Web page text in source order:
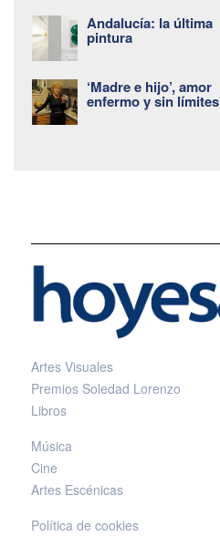
Andalucía: la última
pintura
‘Madre e hijo’, amor
enfermo y sin límites
Artes Visuales
Premios Soledad Lorenzo
Libros
Música
Cine
Artes Escénicas
Política de cookies